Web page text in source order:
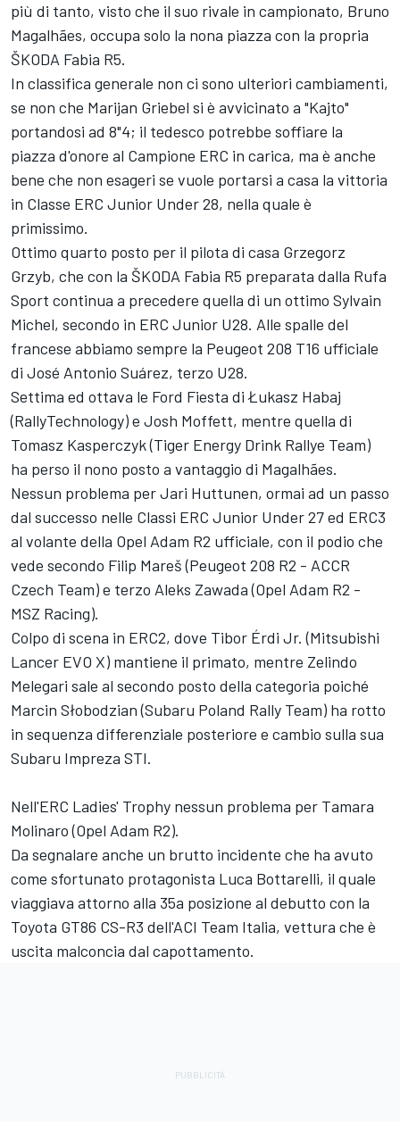
più di tanto, visto che il suo rivale in campionato, Bruno
Magalhães, occupa solo la nona piazza con la propria
ŠKODA Fabia R5.
In classifica generale non ci sono ulteriori cambiamenti,
se non che Marijan Griebel si è avvicinato a "Kajto"
portandosi ad 8"4; il tedesco potrebbe soffiare la
piazza d'onore al Campione ERC in carica, ma è anche
bene che non esageri se vuole portarsi a casa la vittoria
in Classe ERC Junior Under 28, nella quale è
primissimo.
Ottimo quarto posto per il pilota di casa Grzegorz
Grzyb, che con la ŠKODA Fabia R5 preparata dalla Rufa
Sport continua a precedere quella di un ottimo Sylvain
Michel, secondo in ERC Junior U28. Alle spalle del
francese abbiamo sempre la Peugeot 208 T16 ufficiale
di José Antonio Suárez, terzo U28.
Settima ed ottava le Ford Fiesta di Łukasz Habaj
(RallyTechnology) e Josh Moffett, mentre quella di
Tomasz Kasperczyk (Tiger Energy Drink Rallye Team)
ha perso il nono posto a vantaggio di Magalhães.
Nessun problema per Jari Huttunen, ormai ad un passo
dal successo nelle Classi ERC Junior Under 27 ed ERC3
al volante della Opel Adam R2 ufficiale, con il podio che
vede secondo Filip Mareš (Peugeot 208 R2 - ACCR
Czech Team) e terzo Aleks Zawada (Opel Adam R2 -
MSZ Racing).
Colpo di scena in ERC2, dove Tibor Érdi Jr. (Mitsubishi
Lancer EVO X) mantiene il primato, mentre Zelindo
Melegari sale al secondo posto della categoria poiché
Marcin Słobodzian (Subaru Poland Rally Team) ha rotto
in sequenza differenziale posteriore e cambio sulla sua
Subaru Impreza STI.
Nell'ERC Ladies' Trophy nessun problema per Tamara
Molinaro (Opel Adam R2).
Da segnalare anche un brutto incidente che ha avuto
come sfortunato protagonista Luca Bottarelli, il quale
viaggiava attorno alla 35a posizione al debutto con la
Toyota GT86 CS-R3 dell'ACI Team Italia, vettura che è
uscita malconcia dal capottamento.